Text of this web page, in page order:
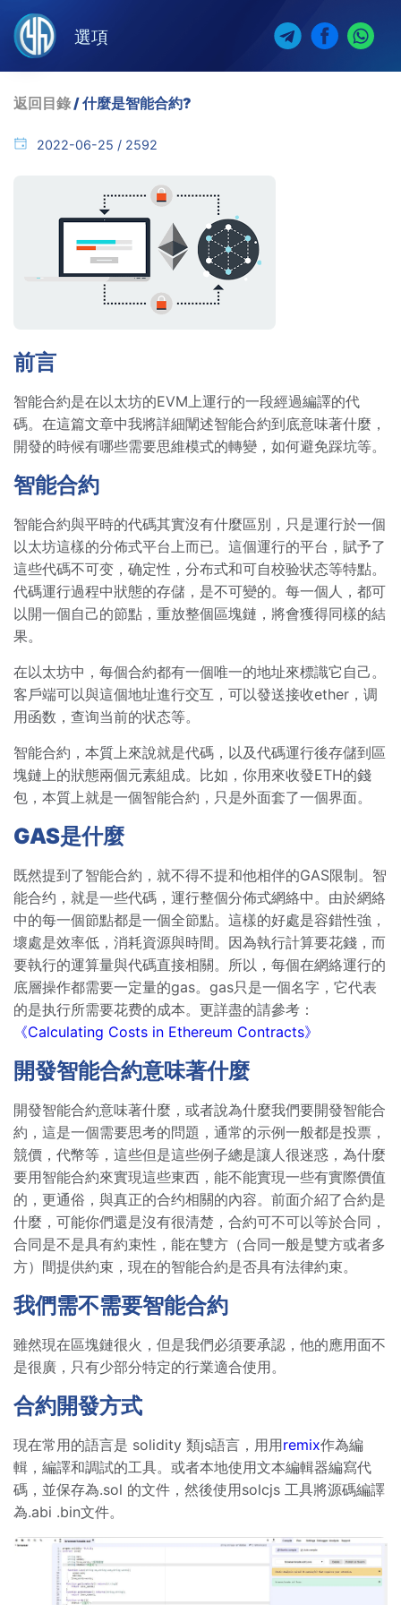
選項
返回目錄/ 什麼是智能合約?
2022-06-25 / 2592
前言
智能合約是在以太坊的EVM上運行的一段經過編譯的代
碼。在這篇文章中我將詳細闡述智能合約到底意味著什麼，
開發的時候有哪些需要思維模式的轉變，如何避免踩坑等。
智能合約
智能合約與平時的代碼其實沒有什麼區別，只是運行於一個
以太坊這樣的分佈式平台上而已。這個運行的平台，賦予了
這些代碼不可变，确定性，分布式和可自校验状态等特點。
代碼運行過程中狀態的存儲，是不可變的。每一個人，都可
以開一個自己的節點，重放整個區塊鏈，將會獲得同樣的結
果。
在以太坊中，每個合約都有一個唯一的地址來標識它自己。
客戶端可以與這個地址進行交互，可以發送接收ether，调
用函数，查询当前的状态等。
智能合約，本質上來說就是代碼，以及代碼運行後存儲到區
塊鏈上的狀態兩個元素組成。比如，你用來收發ETH的錢
包，本質上就是一個智能合約，只是外面套了一個界面。
GAS是什麼
既然提到了智能合約，就不得不提和他相伴的GAS限制。智
能合约，就是一些代碼，運行整個分佈式網絡中。由於網絡
中的每一個節點都是一個全節點。這樣的好處是容錯性強，
壞處是效率低，消耗資源與時間。因為執行計算要花錢，而
要執行的運算量與代碼直接相關。所以，每個在網絡運行的
底層操作都需要一定量的gas。gas只是一個名字，它代表
的是执行所需要花费的成本。更詳盡的請參考：
《Calculating Costs in Ethereum Contracts》
開發智能合約意味著什麼
開發智能合約意味著什麼，或者說為什麼我們要開發智能合
約，這是一個需要思考的問題，通常的示例一般都是投票，
競價，代幣等，這些但是這些例子總是讓人很迷惑，為什麼
要用智能合約來實現這些東西，能不能實現一些有實際價值
的，更通俗，與真正的合约相關的內容。前面介紹了合約是
什麼，可能你們還是沒有很清楚，合約可不可以等於合同，
合同是不是具有約束性，能在雙方（合同一般是雙方或者多
方）間提供約束，現在的智能合約是否具有法律約束。
我們需不需要智能合約
雖然現在區塊鏈很火，但是我們必須要承認，他的應用面不
是很廣，只有少部分特定的行業適合使用。
合約開發方式
現在常用的語言是 solidity 類js語言，用用remix作為編
輯，編譯和調試的工具。或者本地使用文本編輯器編寫代
碼，並保存為.sol 的文件，然後使用solcjs 工具將源碼編譯
為.abi .bin文件。